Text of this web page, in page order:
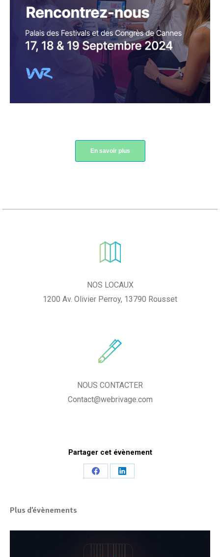
En savoir plus
NOS LOCAUX
1200 Av. Olivier Perroy, 13790 Rousset
NOUS CONTACTER
Contact@webrivage.com
Partager cet évènement
Share
Share
Plus d'évènements